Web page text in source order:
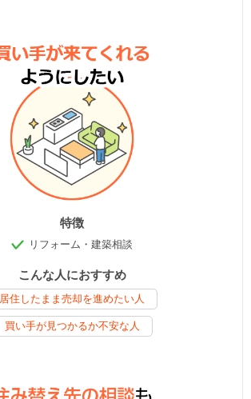
特徴
リフォーム・建築相談
こんな人におすすめ
居住したまま売却を進めたい人
買い手が見つかるか不安な人